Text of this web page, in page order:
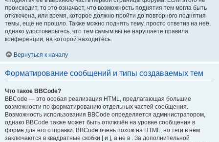
происходит, то это означает, что возможность поднятия тем могла быть
отключена, или время, которое должно пройти до повторного поднятия
темы, ещё не прошло. Также можно поднять тему, просто ответив на неё,
однако удостоверьтесь, что тем самым вы не нарушаете правила
конференции, на которой находитесь.
Вернуться к началу
Форматирование сообщений и типы создаваемых тем
Что такое BBCode?
BBCode — это особая реализация HTML, предлагающая большие
возможности по форматированию отдельных частей сообщения.
Возможность использования BBCode определяется администратором,
однако BBCode также может быть отключён на уровне сообщения в
форме для его отправки. BBCode очень похож на HTML, но теги в нём
заключаются в квадратные скобки [ и ], а не в . За дополнительной